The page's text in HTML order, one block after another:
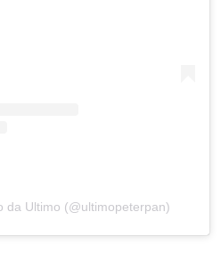
da Ultimo (@ultimopeterpan)